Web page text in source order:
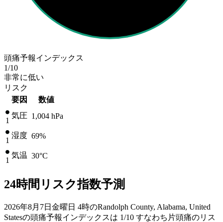
頭痛予報インデックス
1/10
非常に低い
リスク
要因
数値
1
気圧 1,004 hPa
1
湿度 69%
1
気温 30°C
24時間リスク指数予測
2026年8月7日金曜日 4時のRandolph County, Alabama, United
Statesの頭痛予報インデックスは 1/10 すなわち片頭痛のリス